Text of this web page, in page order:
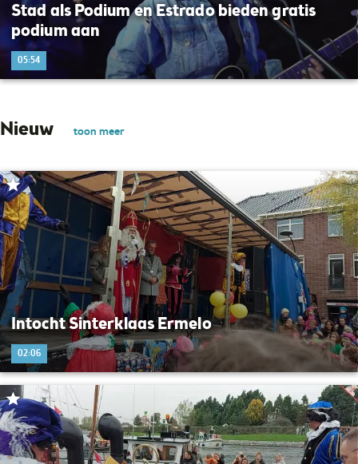
Stad als Podium en Estrado bieden gratis
podium aan
05:54
Nieuw toon meer
Intocht Sinterklaas Ermelo
02:06